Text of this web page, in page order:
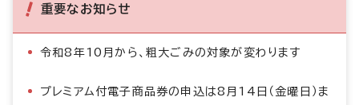
重要なお知らせ
令和8年10月から、粗大ごみの対象が変わります
プレミアム付電子商品券の申込は8月14日（金曜日）ま